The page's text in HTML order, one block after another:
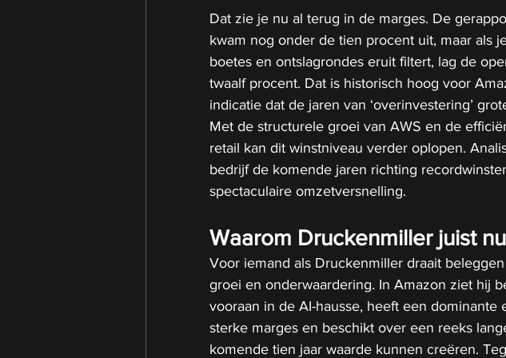
Dat zie je nu al terug in de marges. De
kwam nog onder de tien procent uit, maar als
boetes en ontslagrondes eruit filtert, lag de
twaalf procent. Dat is historisch hoog voor
indicatie dat de jaren van ‘overinvestering’
Met de structurele groei van AWS en de
retail kan dit winstniveau verder oplopen.
bedrijf de komende jaren richting
spectaculaire omzetversnelling.
Waarom Druckenmiller juist
Voor iemand als Druckenmiller draait
groei en onderwaardering. In Amazon ziet hij
vooraan in de AI-hausse, heeft een dominante
sterke marges en beschikt over een reeks
komende tien jaar waarde kunnen creëren.